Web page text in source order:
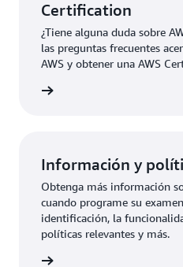
Certification
¿Tiene alguna duda sobre
las preguntas frecuentes
AWS y obtener una AWS
Información y
Obtenga más información
cuando programe su
identificación, la
políticas relevantes y más.